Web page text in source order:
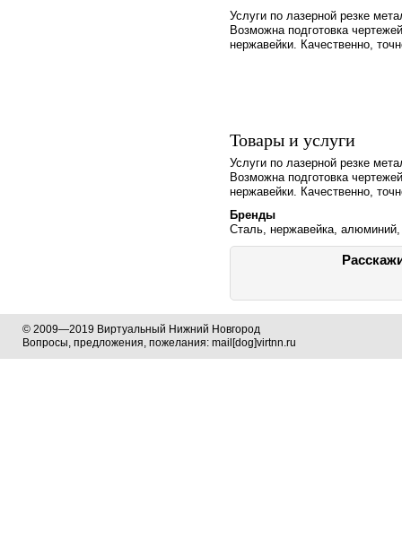
Услуги по лазерной резке
Возможна подготовка
нержавейки. Качественно,
Товары и услуги
Услуги по лазерной резке
Возможна подготовка
нержавейки. Качественно,
Бренды
Сталь, нержавейка,
© 2009—2019 Виртуальный Нижний Новгород
Вопросы, предложения, пожелания: mail[dog]virtnn.ru